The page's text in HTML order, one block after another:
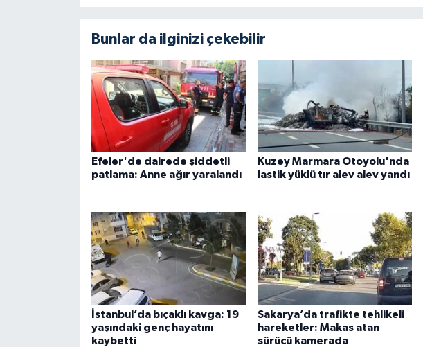
Bunlar da ilginizi çekebilir
Efeler'de dairede şiddetli
patlama: Anne ağır yaralandı
Kuzey Marmara Otoyolu'nda
lastik yüklü tır alev alev yandı
İstanbul’da bıçaklı kavga: 19
yaşındaki genç hayatını
kaybetti
Sakarya’da trafikte tehlikeli
hareketler: Makas atan
sürücü kamerada